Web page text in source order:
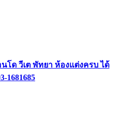
โด วีเต พัทยา ห้องแต่งครบ ได้
1681685